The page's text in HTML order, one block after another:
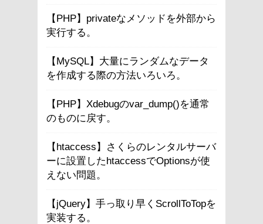
【PHP】privateなメソッドを外部から
実行する。
【MySQL】大量にランダムなデータ
を作成する際の方法いろいろ。
【PHP】Xdebugのvar_dump()を通常
のものに戻す。
【htaccess】さくらのレンタルサーバ
ーに設置したhtaccessでOptionsが使
えない問題。
【jQuery】手っ取り早くScrollToTopを
実装する。